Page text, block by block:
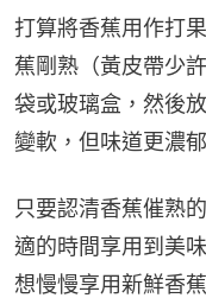
打算將香蕉用作打
蕉剛熟（黃皮帶少
袋或玻璃盒，然後
變軟，但味道更濃
只要認清香蕉催熟
適的時間享用到美
想慢慢享用新鮮香